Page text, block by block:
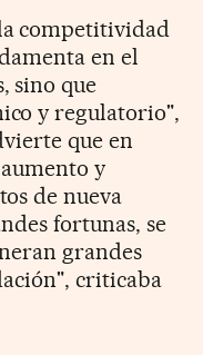
competitividad
en el
sino que
y regulatorio",
que en
y
de nueva
fortunas, se
grandes
criticaba